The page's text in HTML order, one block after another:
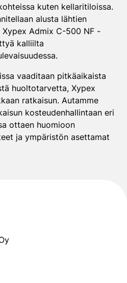
kuten kellaritiloissa.
alusta lähtien
Admix C-500 NF -
kalliilta
vaaditaan pitkäaikaista
huoltotarvetta, Xypex
ratkaisun. Autamme
kosteudenhallintaan eri
ottaen huomioon
ja ympäristön asettamat